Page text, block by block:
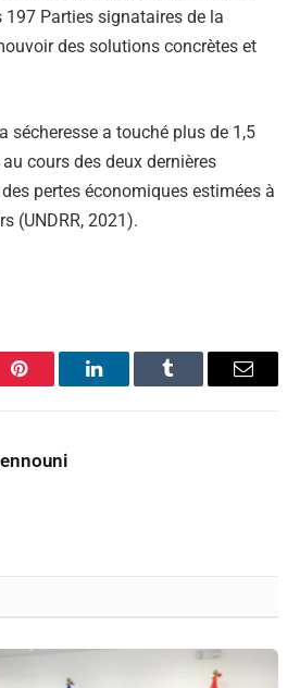
197 Parties signataires de la
des solutions concrètes et
sécheresse a touché plus de 1,5
cours des deux dernières
pertes économiques estimées à
(UNDRR, 2021).
Pinterest LinkedInTumblr Email